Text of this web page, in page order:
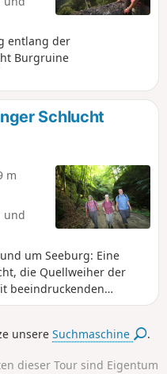
entlang der
Burgruine
Schlucht
m
und
um Seeburg: Eine
die Quellweiher der
beeindruckenden
Weidebäumen
unsereSuchmaschine .
dieser Tour sind Eigentum